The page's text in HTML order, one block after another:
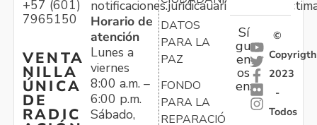
+57 (601)
7965150
VENTA
NILLA
ÚNICA
DE
RADIC
Horario de
atención
Lunes a
viernes
8:00 a.m. –
6:00 p.m.
Sábado,
DATOS
PARA LA
PAZ
FONDO
PARA LA
REPARACIÓN
Sí
gu
en
os
en:
©
Copyrigth
2023
-
Todos